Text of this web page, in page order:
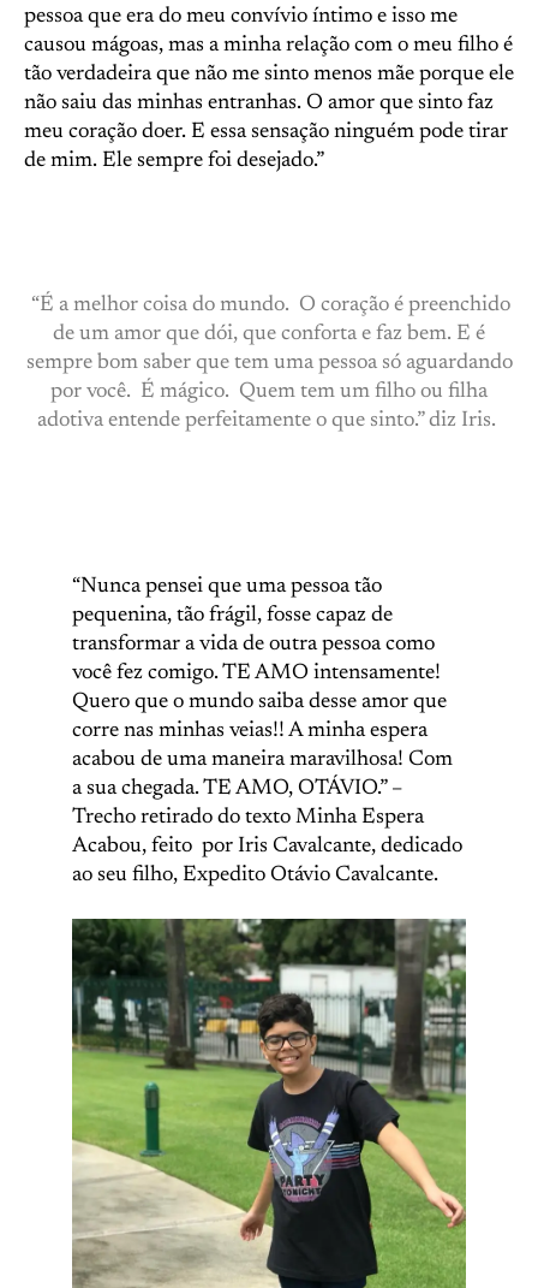
pessoa que era do meu convívio íntimo e isso me
causou mágoas, mas a minha relação com o meu filho é
tão verdadeira que não me sinto menos mãe porque ele
não saiu das minhas entranhas. O amor que sinto faz
meu coração doer. E essa sensação ninguém pode tirar
de mim. Ele sempre foi desejado.”
“É a melhor coisa do mundo. O coração é preenchido
de um amor que dói, que conforta e faz bem. E é
sempre bom saber que tem uma pessoa só aguardando
por você. É mágico. Quem tem um filho ou filha
adotiva entende perfeitamente o que sinto.” diz Iris.
“Nunca pensei que uma pessoa tão
pequenina, tão frágil, fosse capaz de
transformar a vida de outra pessoa como
você fez comigo. TE AMO intensamente!
Quero que o mundo saiba desse amor que
corre nas minhas veias!! A minha espera
acabou de uma maneira maravilhosa! Com
a sua chegada. TE AMO, OTÁVIO.” –
Trecho retirado do texto Minha Espera
Acabou, feito por Iris Cavalcante, dedicado
ao seu filho, Expedito Otávio Cavalcante.